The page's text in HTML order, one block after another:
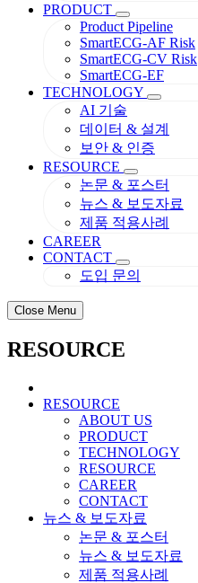
PRODUCT
Product Pipeline
SmartECG-AF Risk
SmartECG-CV Risk
SmartECG-EF
TECHNOLOGY
AI 기술
데이터 & 설계
보안 & 인증
RESOURCE
논문 & 포스터
뉴스 & 보도자료
제품 적용사례
CAREER
CONTACT
도입 문의
Close Menu
RESOURCE
RESOURCE
ABOUT US
PRODUCT
TECHNOLOGY
RESOURCE
CAREER
CONTACT
뉴스 & 보도자료
논문 & 포스터
뉴스 & 보도자료
제품 적용사례